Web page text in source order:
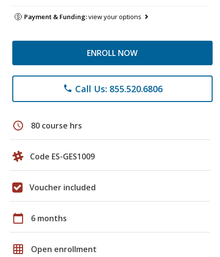
Payment & Funding:view your options
ENROLL NOW
phone Call Us: 855.520.6806
schedule 80 course hrs
Code ES-GES1009
Voucher included
calendar_today 6 months
grid_on Open enrollment